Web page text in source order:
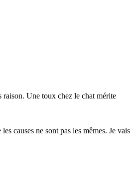
raison. Une toux chez le chat mérite
causes ne sont pas les mêmes. Je vais